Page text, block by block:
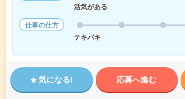
活気がある
仕事の仕方
テキパキ
気になる! 応募へ進む